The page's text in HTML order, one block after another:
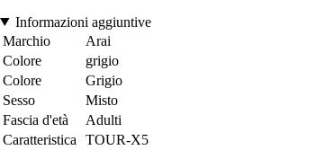
Informazioni aggiuntive
Marchio
Arai
Colore
grigio
Colore
Grigio
Sesso
Misto
Fascia d'età
Adulti
Caratteristica
TOUR-X5